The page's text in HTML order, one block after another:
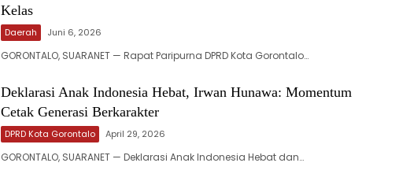
Kelas
Daerah Juni 6, 2026
GORONTALO, SUARANET — Rapat Paripurna DPRD Kota Gorontalo…
‎Deklarasi Anak Indonesia Hebat, Irwan Hunawa: Momentum
Cetak Generasi Berkarakter
DPRD Kota Gorontalo April 29, 2026
GORONTALO, SUARANET — Deklarasi Anak Indonesia Hebat dan…